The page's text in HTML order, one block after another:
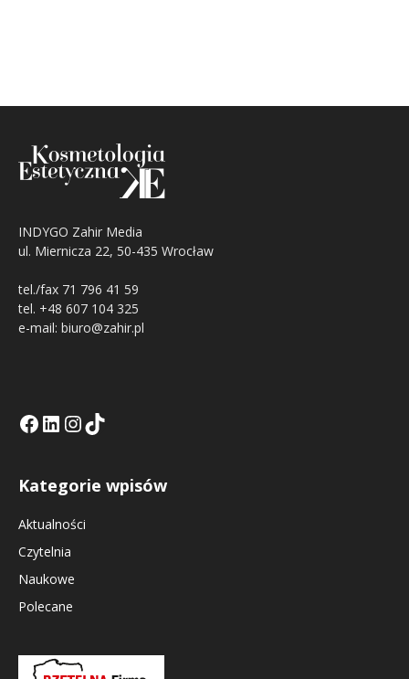
INDYGO Zahir Media
ul. Miernicza 22, 50-435 Wrocław
tel./fax 71 796 41 59
tel. +48 607 104 325
e-mail: biuro@zahir.pl
Facebook
LinkedIn
Tik Tok KEInstagramm KE
Kategorie wpisów
Aktualności
Czytelnia
Naukowe
Polecane